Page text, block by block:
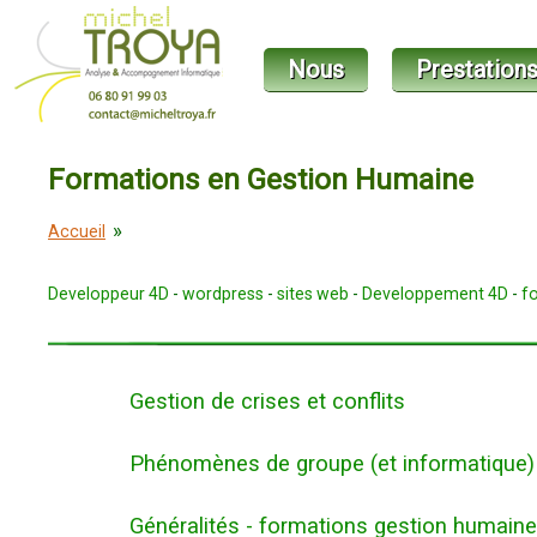
Nous Prestations
Formations en Gestion Humaine
Accueil »
Developpeur 4D - wordpress - sites web - Developpement 4D -
Gestion de crises et conflits
Phénomènes de groupe (et informatique)
Généralités - formations gestion humaine